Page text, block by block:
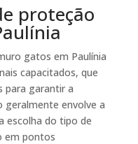
proteção
gatos em Paulínia
capacitados, que
para garantir a
geralmente envolve a
escolha do tipo de
em pontos